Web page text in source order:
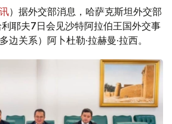
）据外交部消息，哈萨克斯坦外交部
耶夫7日会见沙特阿拉伯王国外交事
边关系）阿卜杜勒·拉赫曼·拉西。